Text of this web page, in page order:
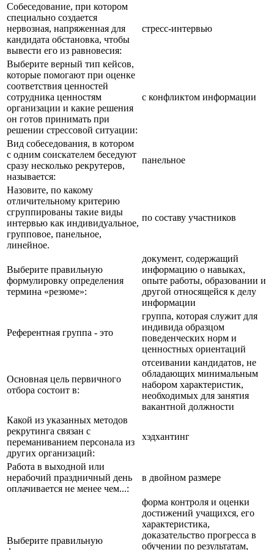
Собеседование, при котором
специально создается
нервозная, напряженная для
кандидата обстановка, чтобы
вывести его из равновесия:
стресс-интервью
Выберите верный тип кейсов,
которые помогают при оценке
соответствия ценностей
сотрудника ценностям
организации и какие решения
он готов принимать при
решении стрессовой ситуации:
с конфликтом информации
Вид собеседования, в котором
с одним соискателем беседуют
сразу несколько рекрутеров,
называется:
панельное
Назовите, по какому
отличительному критерию
сгруппированы такие виды
интервью как индивидуальное,
групповое, панельное,
линейное.
по составу участников
Выберите правильную
формулировку определения
термина «резюме»:
документ, содержащий
информацию о навыках,
опыте работы, образовании и
другой относящейся к делу
информации
Референтная группа - это
группа, которая служит для
индивида образцом
поведенческих норм и
ценностных ориентаций
Основная цель первичного
отбора состоит в:
отсеивании кандидатов, не
обладающих минимальным
набором характеристик,
необходимых для занятия
вакантной должности
Какой из указанных методов
рекрутинга связан с
переманиванием персонала из
других организаций:
хэдхантинг
Работа в выходной или
нерабочий праздничный день
оплачивается не менее чем...:
в двойном размере
Выберите правильную
форма контроля и оценки
достижений учащихся, его
характеристика,
доказательство прогресса в
обучении по результатам,